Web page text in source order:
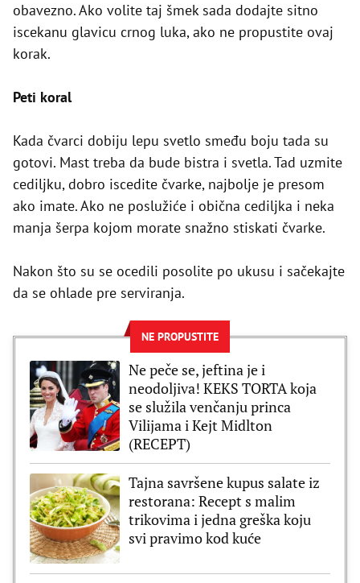
obavezno. Ako volite taj šmek sada dodajte sitno
iscekanu glavicu crnog luka, ako ne propustite ovaj
korak.
Peti koral
Kada čvarci dobiju lepu svetlo smeđu boju tada su
gotovi. Mast treba da bude bistra i svetla. Tad uzmite
cediljku, dobro iscedite čvarke, najbolje je presom
ako imate. Ako ne poslužiće i obična cediljka i neka
manja šerpa kojom morate snažno stiskati čvarke.
Nakon što su se ocedili posolite po ukusu i sačekajte
da se ohlade pre serviranja.
NE PROPUSTITE
Ne peče se, jeftina je i
neodoljiva! KEKS TORTA koja
se služila venčanju princa
Vilijama i Kejt Midlton
(RECEPT)
Tajna savršene kupus salate iz
restorana: Recept s malim
trikovima i jedna greška koju
svi pravimo kod kuće